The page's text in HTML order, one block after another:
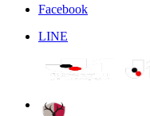
Facebook
LINE